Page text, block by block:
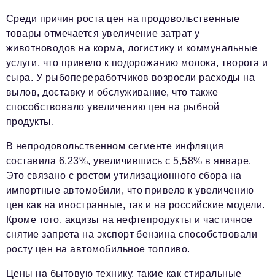
Среди причин роста цен на продовольственные
товары отмечается увеличение затрат у
животноводов на корма, логистику и коммунальные
услуги, что привело к подорожанию молока, творога и
сыра. У рыбопереработчиков возросли расходы на
вылов, доставку и обслуживание, что также
способствовало увеличению цен на рыбной
продукты.
В непродовольственном сегменте инфляция
составила 6,23%, увеличившись с 5,58% в январе.
Это связано с ростом утилизационного сбора на
импортные автомобили, что привело к увеличению
цен как на иностранные, так и на российские модели.
Кроме того, акцизы на нефтепродукты и частичное
снятие запрета на экспорт бензина способствовали
росту цен на автомобильное топливо.
Цены на бытовую технику, такие как стиральные